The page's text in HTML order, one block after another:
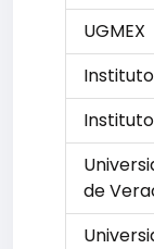
UGMEX
de